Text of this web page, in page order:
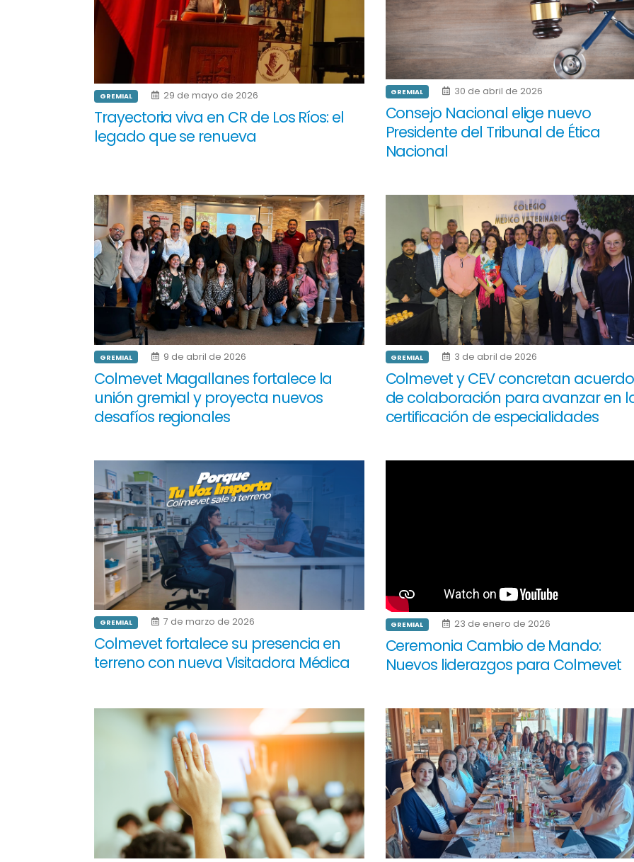
GREMIAL 29 de mayo de 2026
Trayectoria viva en CR de Los Ríos: el
legado que se renueva
GREMIAL 30 de abril de 2026
Consejo Nacional elige nuevo
Presidente del Tribunal de Ética
Nacional
GREMIAL 9 de abril de 2026
Colmevet Magallanes fortalece la
unión gremial y proyecta nuevos
desafíos regionales
GREMIAL 3 de abril de 2026
Colmevet y CEV concretan acuerdo
de colaboración para avanzar en
certificación de especialidades
GREMIAL 7 de marzo de 2026
Colmevet fortalece su presencia en
terreno con nueva Visitadora Médica
GREMIAL 23 de enero de 2026
Ceremonia Cambio de Mando:
Nuevos liderazgos para Colmevet